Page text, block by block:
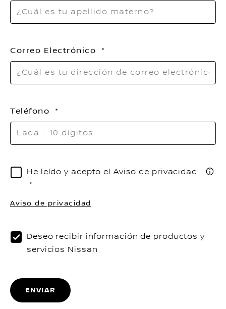
Correo Electrónico
Teléfono
He leído y acepto el Aviso de privacidad
Aviso de privacidad
Deseo recibir información de productos y
servicios Nissan
ENVIAR